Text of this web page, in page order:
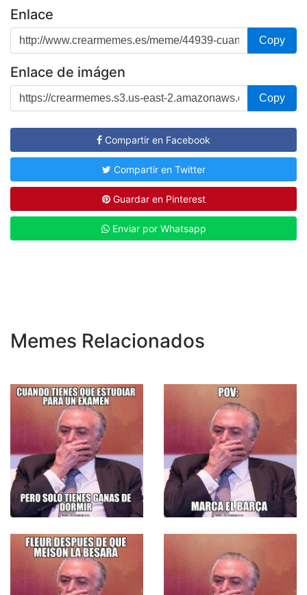
Enlace
Copy
Enlace de imágen
Copy
Compartir en Facebook
Compartir en Twitter
Guardar en Pinterest
Enviar por Whatsapp
Memes Relacionados